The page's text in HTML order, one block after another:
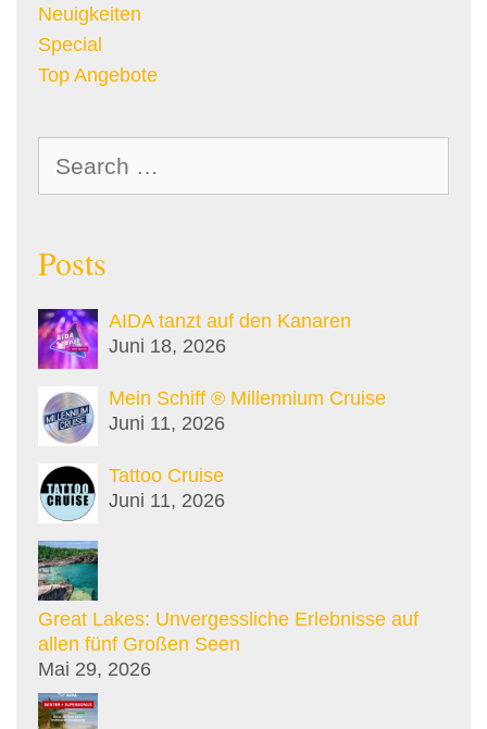
Neuigkeiten
Special
Top Angebote
for:
Posts
AIDA tanzt auf den Kanaren
Juni 18, 2026
Mein Schiff ® Millennium Cruise
Juni 11, 2026
Tattoo Cruise
Juni 11, 2026
Great Lakes: Unvergessliche Erlebnisse auf
allen fünf Großen Seen
Mai 29, 2026